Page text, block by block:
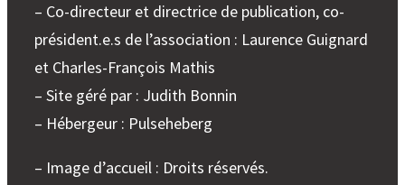
– Co-directeur et directrice de publication, co-
président.e.s de l’association : Laurence Guignard
et Charles-François Mathis
– Site géré par : Judith Bonnin
– Hébergeur : Pulseheberg
– Image d’accueil : Droits réservés.